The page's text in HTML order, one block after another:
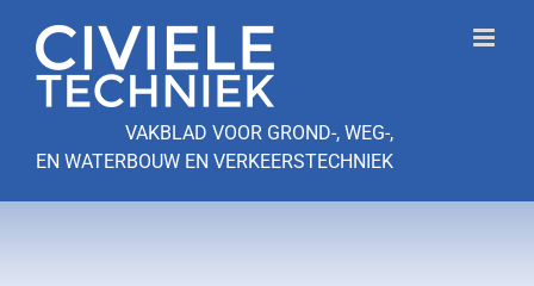
naar
inhoud
VAKBLAD VOOR GROND-, WEG-,
EN WATERBOUW EN VERKEERSTECHNIEK